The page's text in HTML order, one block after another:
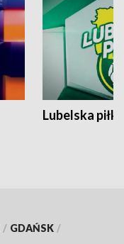
Lubelska piłka
/ GDAŃSK /